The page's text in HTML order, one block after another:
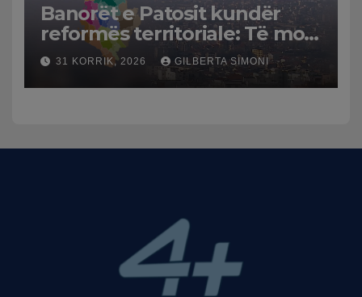
Banorët e Patosit kundër
reformës territoriale: Të mos
humbasim identitetin e
qytetit
31 KORRIK, 2026 GILBERTA SIMONI